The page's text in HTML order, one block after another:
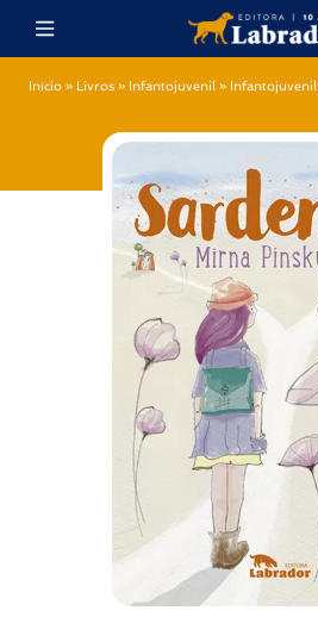
Início » Livros » Infantojuvenil » Infantojuvenil